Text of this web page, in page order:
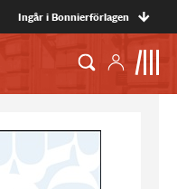
Ingår i Bonnierförlagen